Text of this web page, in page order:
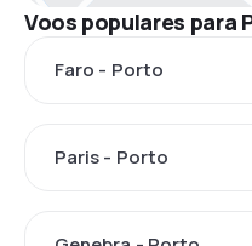
Voos populares para
Faro - Porto
Paris - Porto